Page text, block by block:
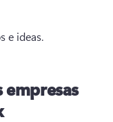
e ideas.